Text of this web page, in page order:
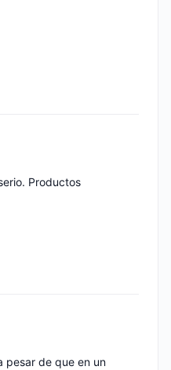
Productos
pesar de que en un